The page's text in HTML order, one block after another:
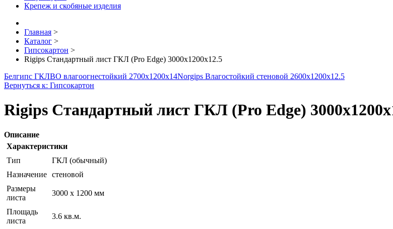
Крепеж и скобяные изделия
Главная >
Каталог >
Гипсокартон >
Rigips Стандартный лист ГКЛ (Pro Edge) 3000x1200x12.5
Белгипс ГКЛВО влагоогнестойкий 2700х1200х14Norgips Влагостойкий стеновой 2600x1200x12.5
Вернуться к: Гипсокартон
Rigips Стандартный лист ГКЛ (Pro Edge)
Описание
Характеристики
Тип
ГКЛ (обычный)
Назначение стеновой
Размеры
листа
3000 x 1200 мм
Площадь
листа
3.6 кв.м.